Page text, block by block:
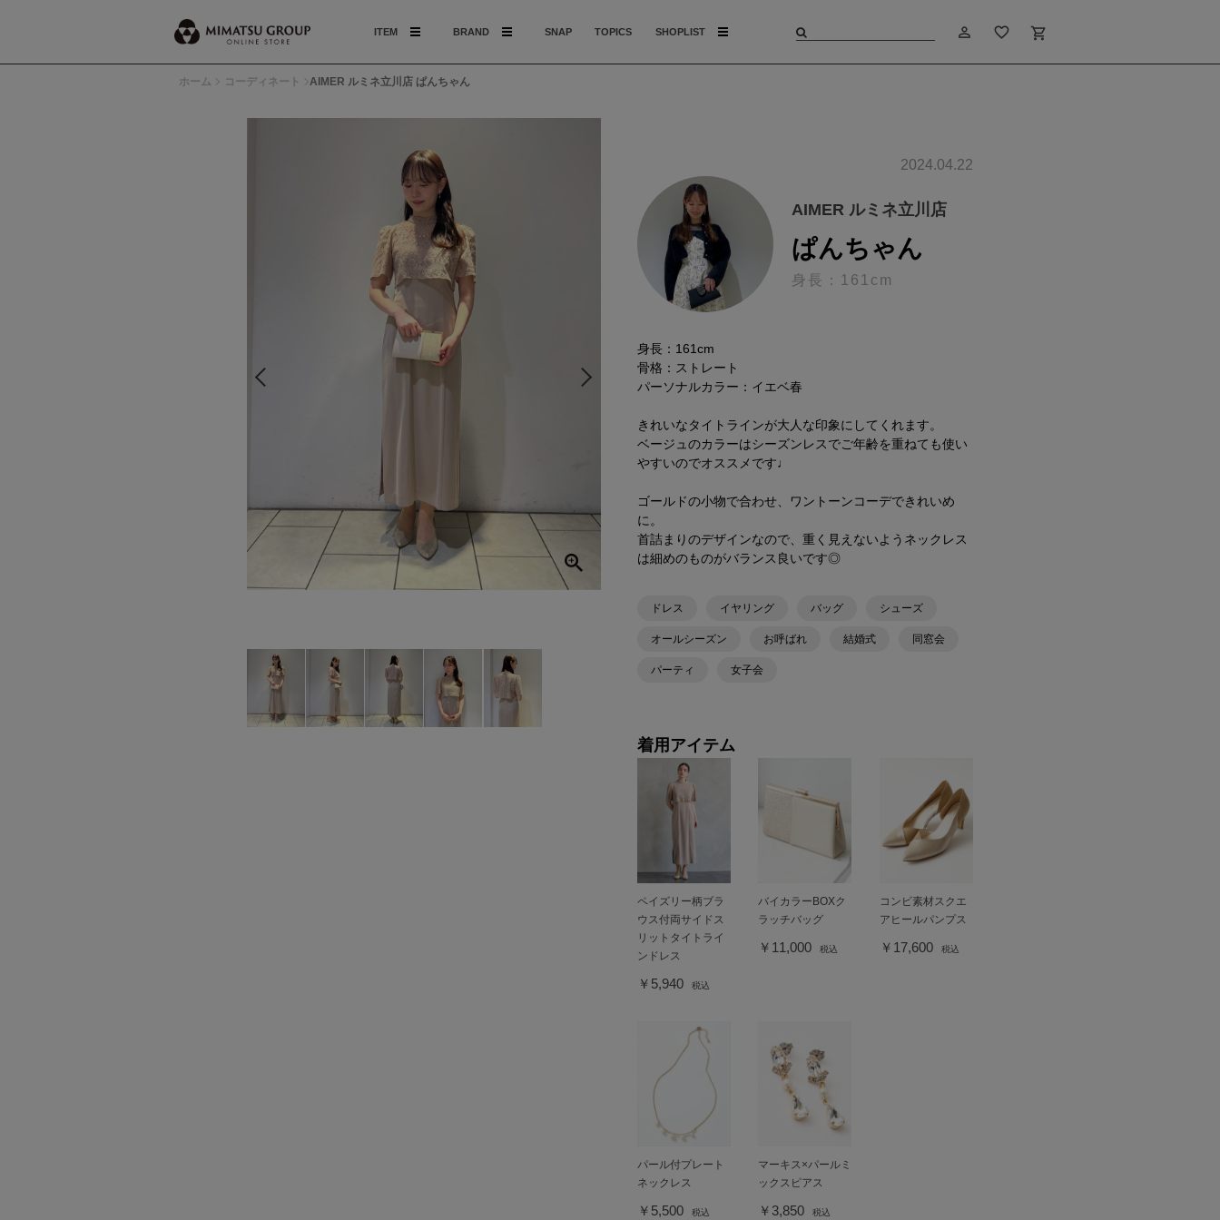
ITEM BRAND SNAP TOPICS SHOPLIST person_outline favorite_border shopping_cart
ホーム コーディネート AIMER ルミネ立川店 ぱんちゃん
2024.04.22
AIMER ルミネ立川店
ぱんちゃん
身長：161cm
身長：161cm
骨格：ストレート
パーソナルカラー：イエベ春
きれいなタイトラインが大人な印象にしてくれます。
ベージュのカラーはシーズンレスでご年齢を重ねても使い
やすいのでオススメです♩
ゴールドの小物で合わせ、ワントーンコーデできれいめ
に。
首詰まりのデザインなので、重く見えないようネックレス
は細めのものがバランス良いです◎
ドレス イヤリング バッグ シューズ
オールシーズン お呼ばれ 結婚式 同窓会
パーティ 女子会
着用アイテム
ペイズリー柄ブラ
ウス付両サイドス
リットタイトライ
ンドレス
￥5,940 税込
バイカラーBOXク
ラッチバッグ
￥11,000 税込
コンビ素材スクエ
アヒールパンプス
￥17,600 税込
パール付プレート
ネックレス
￥5,500 税込
マーキス×パールミ
ックスピアス
￥3,850 税込